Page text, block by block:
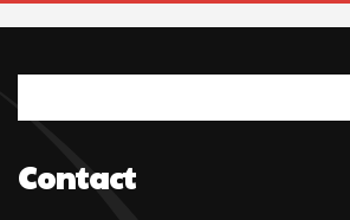
Contact